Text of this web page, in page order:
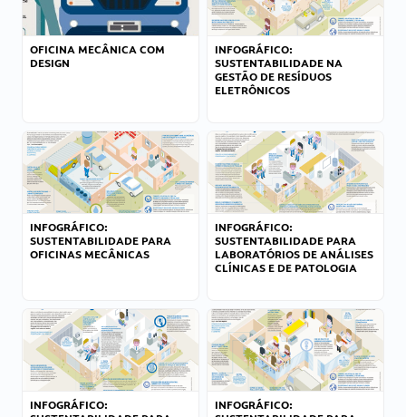
OFICINA MECÂNICA COM
DESIGN
INFOGRÁFICO:
SUSTENTABILIDADE NA
GESTÃO DE RESÍDUOS
ELETRÔNICOS
INFOGRÁFICO:
SUSTENTABILIDADE PARA
OFICINAS MECÂNICAS
INFOGRÁFICO:
SUSTENTABILIDADE PARA
LABORATÓRIOS DE ANÁLISES
CLÍNICAS E DE PATOLOGIA
INFOGRÁFICO:
INFOGRÁFICO: